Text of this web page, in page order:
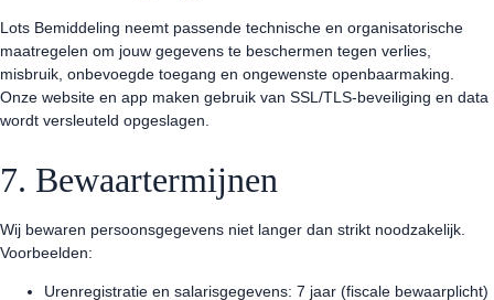
Lots Bemiddeling neemt passende technische en organisatorische
maatregelen om jouw gegevens te beschermen tegen verlies,
misbruik, onbevoegde toegang en ongewenste openbaarmaking.
Onze website en app maken gebruik van SSL/TLS-beveiliging en data
wordt versleuteld opgeslagen.
7. Bewaartermijnen
Wij bewaren persoonsgegevens niet langer dan strikt noodzakelijk.
Voorbeelden:
Urenregistratie en salarisgegevens: 7 jaar (fiscale bewaarplicht)